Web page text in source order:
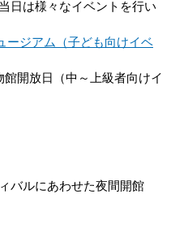
日は様々なイベントを行い
ジアム（子ども向けイベ
放日（中～上級者向けイ
バルにあわせた夜間開館